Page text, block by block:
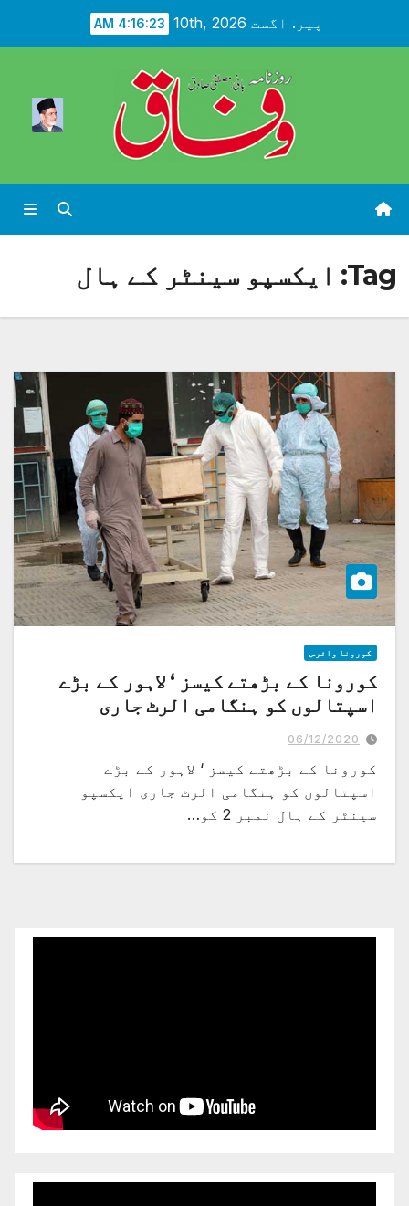
پیر. اگست 10th, 2026 4:16:25 AM
Tag: ایکسپو سینٹر کے ہال
کورونا وائرس
کورونا کے بڑھتے کیسز ‘ لاہور کے بڑے
اسپتالوں کو ہنگامی الرٹ جاری
06/12/2020
کورونا کے بڑھتے کیسز ‘ لاہور کے بڑے
اسپتالوں کو ہنگامی الرٹ جاری ایکسپو
سینٹر کے ہال نمبر 2 کو…